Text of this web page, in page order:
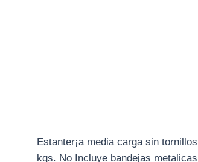
Estanter¡a media carga sin
kgs. No Incluye bandejas